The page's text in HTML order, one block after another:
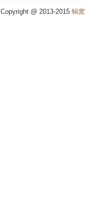
Copyright @ 2013-2015 蜗